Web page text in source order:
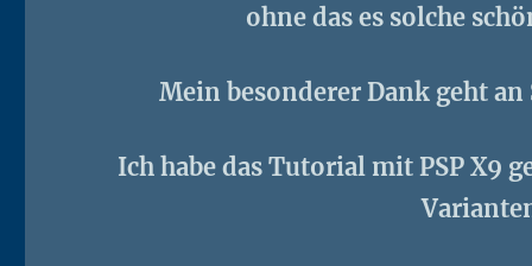
ohne das es solche
Mein besonderer Dank geht
Ich habe das Tutorial mit PSP X9